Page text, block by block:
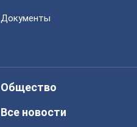
Документы
Общество
Все новости